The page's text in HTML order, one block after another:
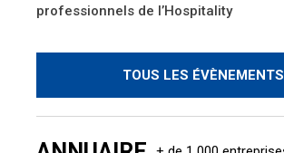
professionnels de l’Hospitality
TOUS LES ÉVÈNEMENTS